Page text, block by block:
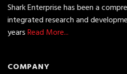
Shark Enterprise has been a
integrated research and
yearsRead More...
COMPANY